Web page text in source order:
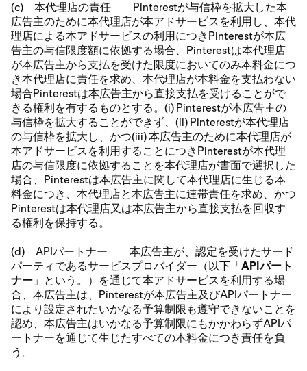
(c) 本代理店の責任 Pinterestが与信枠を拡大した本
広告主のために本代理店が本アドサービスを利用し、本代
理店による本アドサービスの利用につきPinterestが本広
告主の与信限度額に依拠する場合、Pinterestは本代理店
が本広告主から支払を受けた限度においてのみ本料金につ
き本代理店に責任を求め、本代理店が本料金を支払わない
場合Pinterestは本広告主から直接支払を受けることがで
きる権利を有するものとする。(i) Pinterestが本広告主の
与信枠を拡大することができず、(ii) Pinterestが本代理店
の与信枠を拡大し、かつ(iii) 本広告主のために本代理店が
本アドサービスを利用することにつきPinterestが本代理
店の与信限度に依拠することを本代理店が書面で選択した
場合、Pinterestは本広告主に関して本代理店に生じる本
料金につき、本代理店と本広告主に連帯責任を求め、かつ
Pinterestは本代理店又は本広告主から直接支払を回収す
る権利を保持する。
(d) APIパートナー 本広告主が、認定を受けたサード
パーティであるサービスプロバイダー（以下「APIパート
ナー 」という。）を通じて本アドサービスを利用する場
合、本広告主は、Pinterestが本広告主及びAPIパートナー
により設定されたいかなる予算制限も遵守できないことを
認め、本広告主はいかなる予算制限にもかかわらずAPIパ
ートナーを通じて生じたすべての本料金につき責任を負
う。